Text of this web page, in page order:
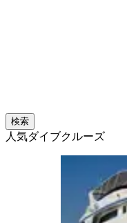
検索
人気ダイブクルーズ